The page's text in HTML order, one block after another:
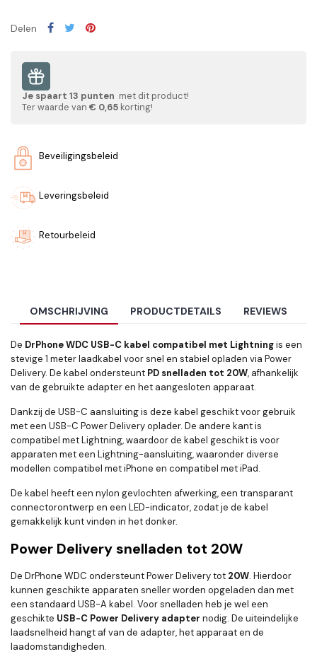
Delen
Je spaart 13 punten met dit product!
Ter waarde van € 0,65 korting!
Beveiligingsbeleid
Leveringsbeleid
Retourbeleid
OMSCHRIJVING PRODUCTDETAILS REVIEWS
De DrPhone WDC USB-C kabel compatibel met Lightningis een
stevige 1 meter laadkabel voor snel en stabiel opladen via Power
Delivery. De kabel ondersteunt PD snelladen tot 20W, afhankelijk
van de gebruikte adapter en het aangesloten apparaat.
Dankzij de USB-C aansluiting is deze kabel geschikt voor gebruik
met een USB-C Power Delivery oplader. De andere kant is
compatibel met Lightning, waardoor de kabel geschikt is voor
apparaten met een Lightning-aansluiting, waaronder diverse
modellen compatibel met iPhone en compatibel met iPad.
De kabel heeft een nylon gevlochten afwerking, een transparant
connectorontwerp en een LED-indicator, zodat je de kabel
gemakkelijk kunt vinden in het donker.
Power Delivery snelladen tot 20W
De DrPhone WDC ondersteunt Power Delivery tot 20W. Hierdoor
kunnen geschikte apparaten sneller worden opgeladen dan met
een standaard USB-A kabel. Voor snelladen heb je wel een
geschikte USB-C Power Delivery adapter nodig. De uiteindelijke
laadsnelheid hangt af van de adapter, het apparaat en de
laadomstandigheden.